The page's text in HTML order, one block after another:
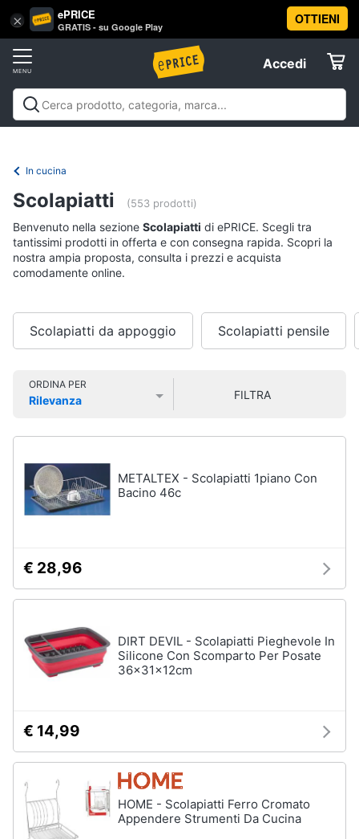
× ePRICE
GRATIS - su Google Play
OTTIENI
Accedi
Accedi
Registrati
Offerte
Informatica
Telefonia
Tv
Home
Cinema
home
Audio
e
musica
Arredo
Brico
e
Giardinaggio
e
igiene
Beauty
Giocattoli
Vai
al
Casalinghi
In
Friggitrice
ad
aria
da
cucina
Pentola
a
Montalatte
elettrico
Tutto
ordine
Cestino
Portabiancheria
Pattumiera
differenziata
stirare
Scopa
Ferri
stiro
In cucina
Scolapiatti (553 prodotti)
Benvenuto nella sezione Scolapiatti di ePRICE. Scegli tra
tantissimi prodotti in offerta e con consegna rapida. Scopri la
nostra ampia proposta, consulta i prezzi e acquista
comodamente online.
Scolapiatti da appoggio Scolapiatti pensile
ORDINA PER
Rilevanza
FILTRA
METALTEX - Scolapiatti 1piano Con
Bacino 46c
€ 28,96
DIRT DEVIL - Scolapiatti Pieghevole In
Silicone Con Scomparto Per Posate
36x31x12cm
€ 14,99
HOME - Scolapiatti Ferro Cromato
Appendere Strumenti Da Cucina